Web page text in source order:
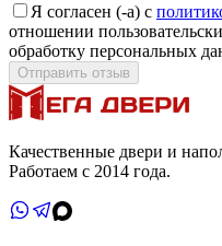
Я согласен (-а) с
отношении
обработку персональных
Отправить отзыв
Качественные двери и
Работаем с 2014 года.